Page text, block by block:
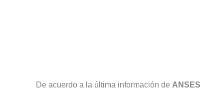
De acuerdo a la última información de ANSES